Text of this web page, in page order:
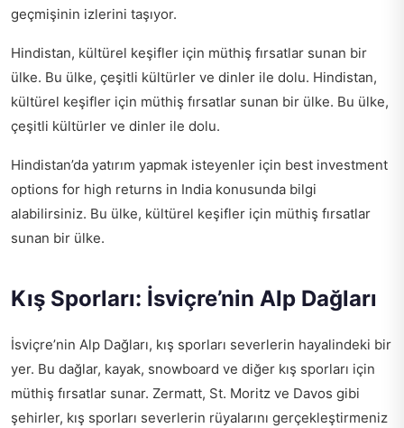
geçmişinin izlerini taşıyor.
Hindistan, kültürel keşifler için müthiş fırsatlar sunan bir
ülke. Bu ülke, çeşitli kültürler ve dinler ile dolu. Hindistan,
kültürel keşifler için müthiş fırsatlar sunan bir ülke. Bu ülke,
çeşitli kültürler ve dinler ile dolu.
Hindistan’da yatırım yapmak isteyenler için best investment
options for high returns in India konusunda bilgi
alabilirsiniz. Bu ülke, kültürel keşifler için müthiş fırsatlar
sunan bir ülke.
Kış Sporları: İsviçre’nin Alp Dağları
İsviçre’nin Alp Dağları, kış sporları severlerin hayalindeki bir
yer. Bu dağlar, kayak, snowboard ve diğer kış sporları için
müthiş fırsatlar sunar. Zermatt, St. Moritz ve Davos gibi
şehirler, kış sporları severlerin rüyalarını gerçekleştirmeniz